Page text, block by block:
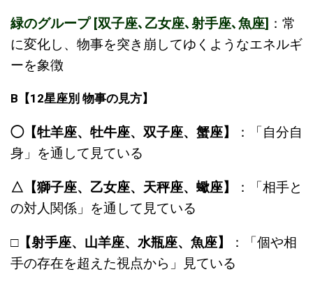
緑のグループ [双子座､乙女座､射手座､魚座] ：常
に変化し、物事を突き崩してゆくようなエネルギ
ーを象徴
B 【12星座別物事の見方】
◯【牡羊座、牡牛座、双子座、蟹座】
：「自分自
身」を通して見ている
△【獅子座、乙女座、天秤座、蠍座】
：「相手と
の対人関係」を通して見ている
□【射手座、山羊座、水瓶座、魚座】
：「個や相
手の存在を超えた視点から」見ている